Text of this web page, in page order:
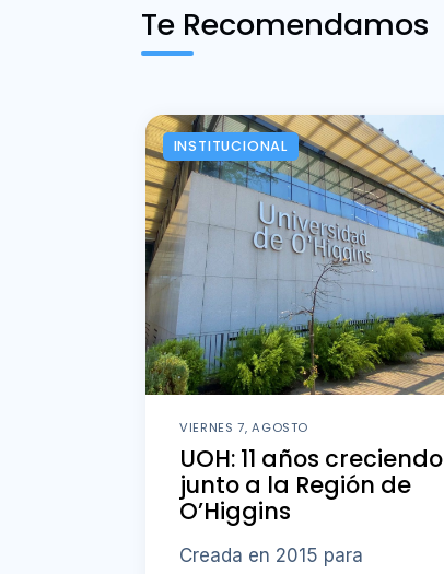
Te Recomendamos
INSTITUCIONAL
VIERNES 7, AGOSTO
UOH: 11 años creciendo
junto a la Región de
O’Higgins
Creada en 2015 para